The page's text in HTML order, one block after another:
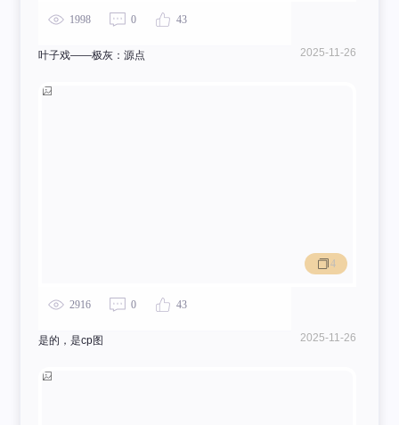
1998 0 43
叶子戏——极灰：源点 2025-11-26
2916 0 43
是的，是cp图 2025-11-26
4